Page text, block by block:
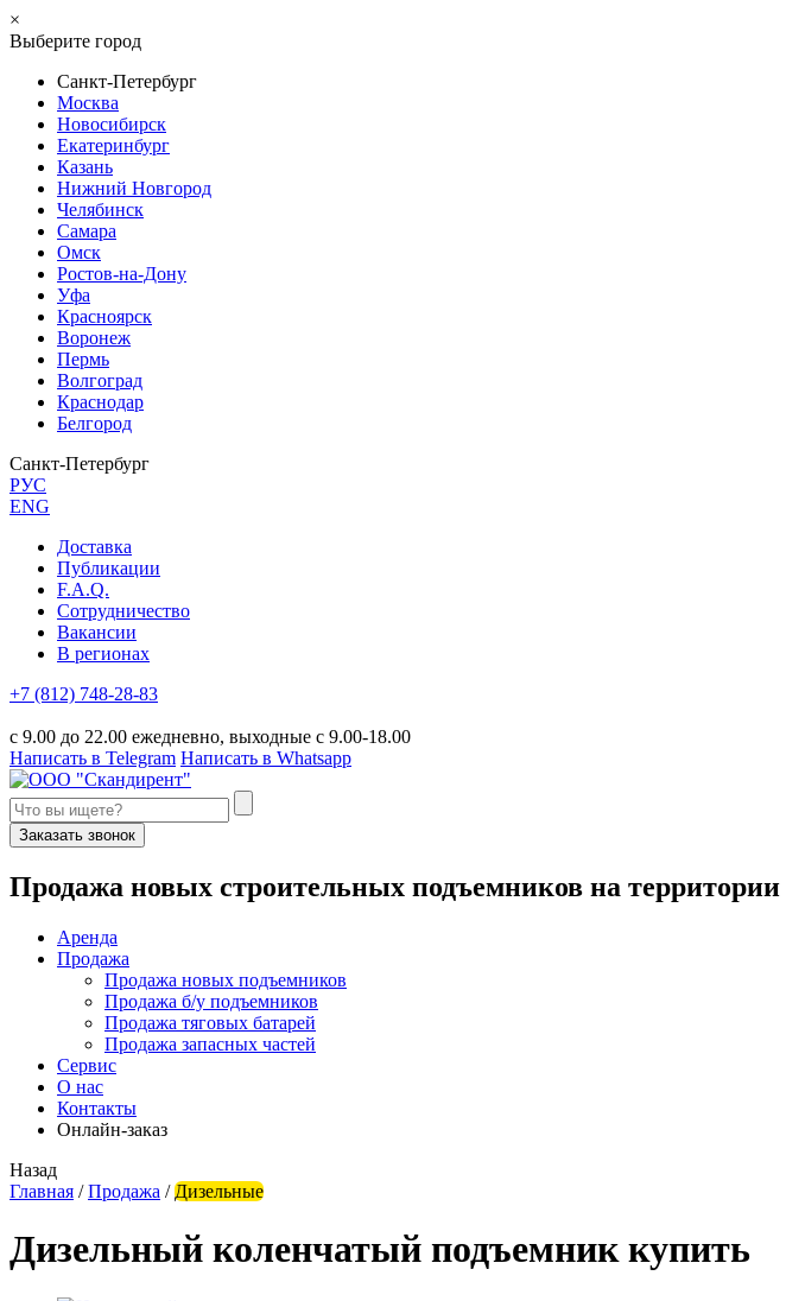
×
Выберите город
Санкт-Петербург
Москва
Новосибирск
Екатеринбург
Казань
Нижний Новгород
Челябинск
Самара
Омск
Ростов-на-Дону
Уфа
Красноярск
Воронеж
Пермь
Волгоград
Краснодар
Белгород
Санкт-Петербург
РУС
ENG
Доставка
Публикации
F.A.Q.
Сотрудничество
Вакансии
В регионах
+7 (812) 748-28-83
с 9.00 до 22.00 ежедневно, выходные с 9.00-18.00
Написать в Telegram Написать в Whatsapp
Заказать звонок
Продажа новых строительных подъемников на территории
Аренда
Продажа
Продажа новых подъемников
Продажа б/у подъемников
Продажа тяговых батарей
Продажа запасных частей
Сервис
О нас
Контакты
Онлайн-заказ
Назад
Главная / Продажа / Дизельные
Дизельный коленчатый подъемник купить